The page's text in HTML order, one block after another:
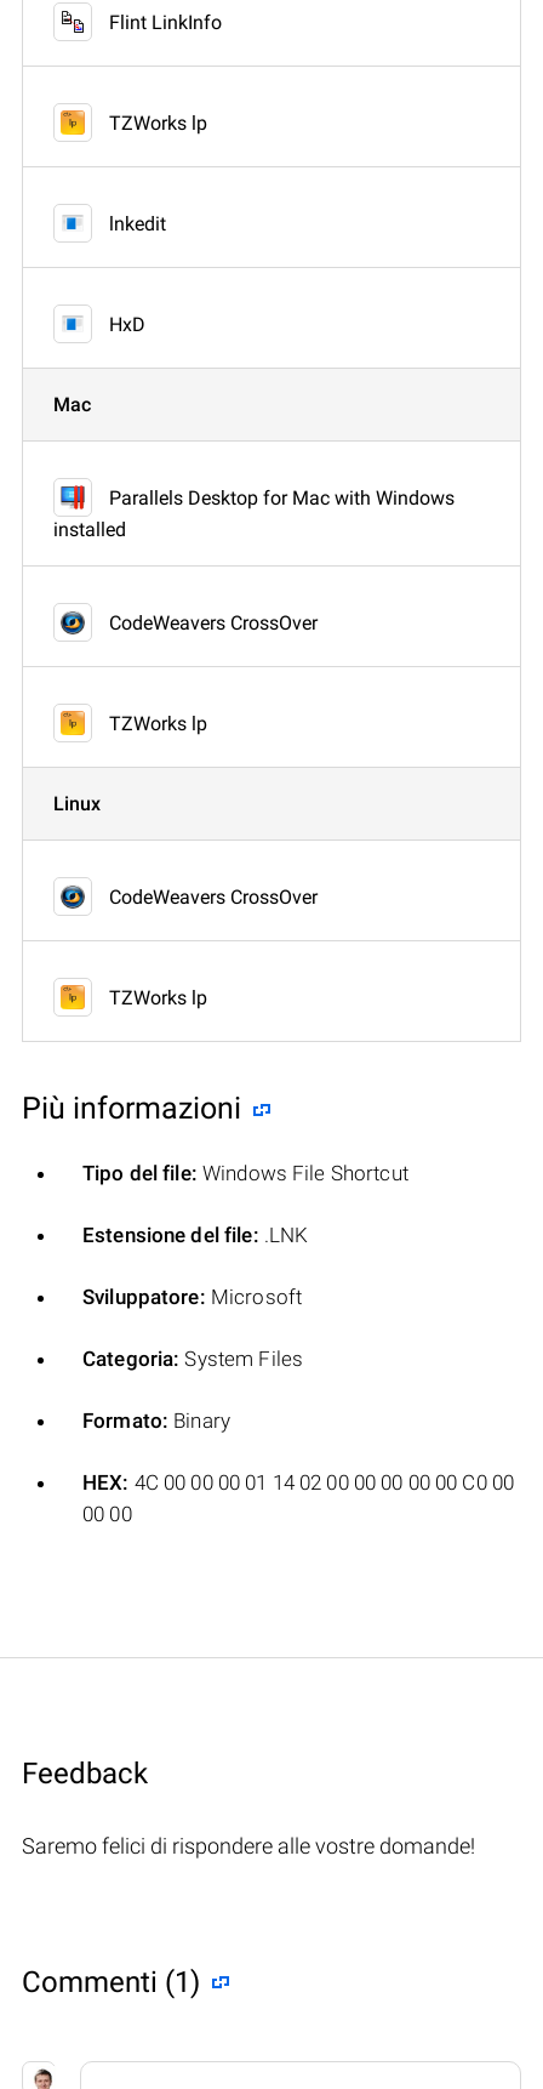
Flint LinkInfo
TZWorks lp
lnkedit
HxD
Mac
Parallels Desktop for Mac with Windows
installed
CodeWeavers CrossOver
TZWorks lp
Linux
CodeWeavers CrossOver
TZWorks lp
Più informazioni
Tipo del file: Windows File Shortcut
Estensione del file: .LNK
Sviluppatore: Microsoft
Categoria: System Files
Formato: Binary
HEX: 4C 00 00 00 01 14 02 00 00 00 00 00 C0 00
00 00
Feedback
Saremo felici di rispondere alle vostre domande!
Commenti (1)